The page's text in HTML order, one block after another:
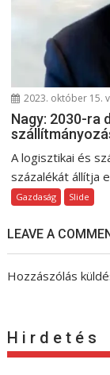
2023. október 15.
Nagy: 2030-ra
A logisztikai és
százalékát állítja
Gazdaság Slide
LEAVE A
Hozzászólás
H i r d e t é s